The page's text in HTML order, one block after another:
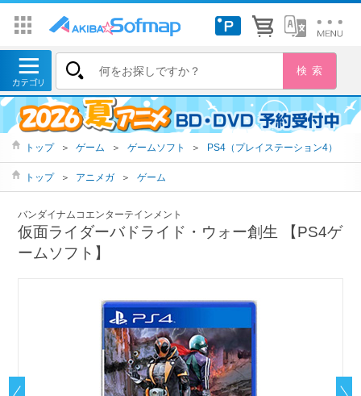
トップ ＞ ゲーム ＞ ゲームソフト ＞ PS4（プレイステーション4）
トップ ＞ アニメガ ＞ ゲーム
バンダイナムコエンターテインメント
仮面ライダーバドライド・ウォー創生 【PS4ゲ
ームソフト】